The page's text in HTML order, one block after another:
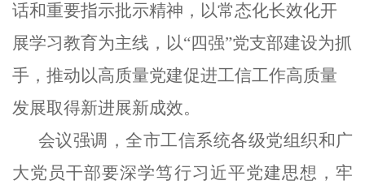
话和重要指示批示精神，以常态化长效化开
展学习教育为主线，以“四强”党支部建设为抓
手，推动以高质量党建促进工信工作高质量
发展取得新进展新成效。
会议强调，全市工信系统各级党组织和广
大党员干部要深学笃行习近平党建思想 ，牢